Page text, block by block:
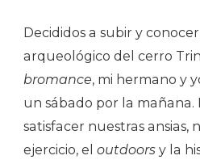
Decididos a subir y
arqueológico del cerro
bromance, mi hermano y
un sábado por la mañana.
satisfacer nuestras ansias,
ejercicio, el outdoors y la